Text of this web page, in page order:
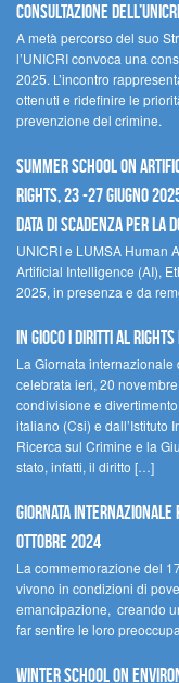
Consultazione
A metà percorso del suo
l’UNICRI convoca una
2025. L’incontro
ottenuti e ridefinire le
prevenzione del crimine.
Summer School on
Rights, 23 -27 giugno
Data di scadenza per la
UNICRI e LUMSA Human
Artificial Intelligence (AI),
2025, in presenza e da
In gioco i diritti al
La Giornata internazionale
celebrata ieri, 20
condivisione e
italiano (Csi) e dall’Istituto
Ricerca sul Crimine e la
stato, infatti, il diritto […]
Giornata internazionale
ottobre 2024
La commemorazione del
vivono in condizioni di
emancipazione, creando
far sentire le loro
Winter School on